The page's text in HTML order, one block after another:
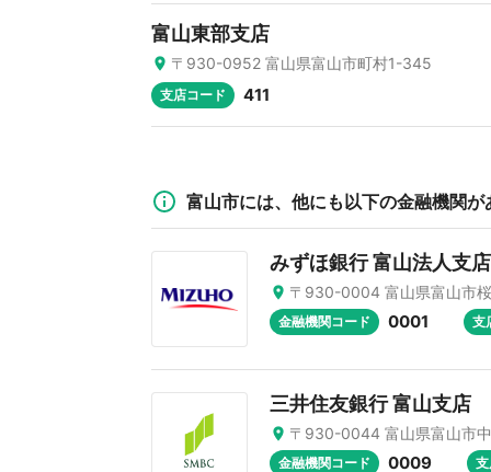
富山東部支店
〒930-0952 富山県富山市町村1-345
支店コード 411
富山市には、他にも以下の金融機関が
みずほ銀行 富山法人支店
〒930-0004 富山県富山市
金融機関コード 0001 支
三井住友銀行 富山支店
〒930-0044 富山県富山市
金融機関コード 0009